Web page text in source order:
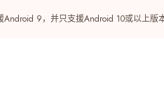
9，并只支援Android 10或以上版